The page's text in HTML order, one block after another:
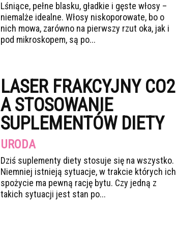
Lśniące, pełne blasku, gładkie i gęste włosy –
niemalże idealne. Włosy niskoporowate, bo o
nich mowa, zarówno na pierwszy rzut oka, jak i
pod mikroskopem, są po...
LASER FRAKCYJNY CO2
A STOSOWANIE
SUPLEMENTÓW DIETY
URODA
Dziś suplementy diety stosuje się na wszystko.
Niemniej istnieją sytuacje, w trakcie których ich
spożycie ma pewną rację bytu. Czy jedną z
takich sytuacji jest stan po...